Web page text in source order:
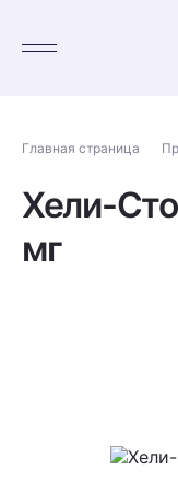
Главная страница
Хели-
мг